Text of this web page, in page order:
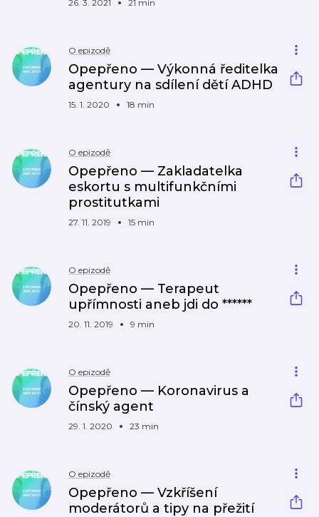
26. 3. 2021 21 min
O epizodě
Opepřeno — Výkonná ředitelka
agentury na sdílení dětí ADHD
15. 1. 2020 18 min
O epizodě
Opepřeno — Zakladatelka
eskortu s multifunkčními
prostitutkami
27. 11. 2019 15 min
O epizodě
Opepřeno — Terapeut
upřímnosti aneb jdi do ******
20. 11. 2019 9 min
O epizodě
Opepřeno — Koronavirus a
čínský agent
29. 1. 2020 23 min
O epizodě
Opepřeno — Vzkříšení
moderátorů a tipy na přežití